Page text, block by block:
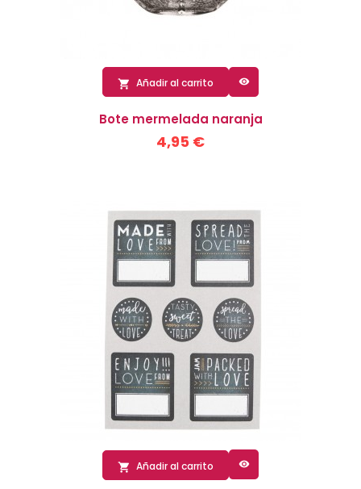
 Añadir al carrito 
Bote mermelada naranja
4,95 €
 Añadir al carrito 